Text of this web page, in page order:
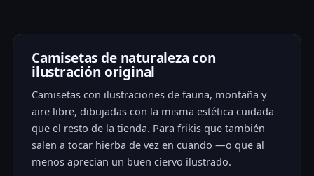
Camisetas de naturaleza con
ilustración original
Camisetas con ilustraciones de fauna, montaña y
aire libre, dibujadas con la misma estética cuidada
que el resto de la tienda. Para frikis que también
salen a tocar hierba de vez en cuando —o que al
menos aprecian un buen ciervo ilustrado.